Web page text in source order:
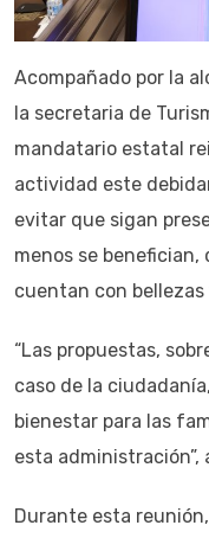
Acompañado por la
la secretaria de
mandatario estatal
actividad este
evitar que sigan
menos se
cuentan con
“Las propuestas,
caso de la
bienestar para las
esta administración”,
Durante esta